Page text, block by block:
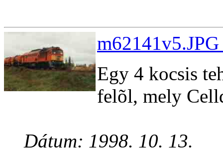
Egy 4 kocsis
felõl, mely
Dátum: 1998. 10. 13.